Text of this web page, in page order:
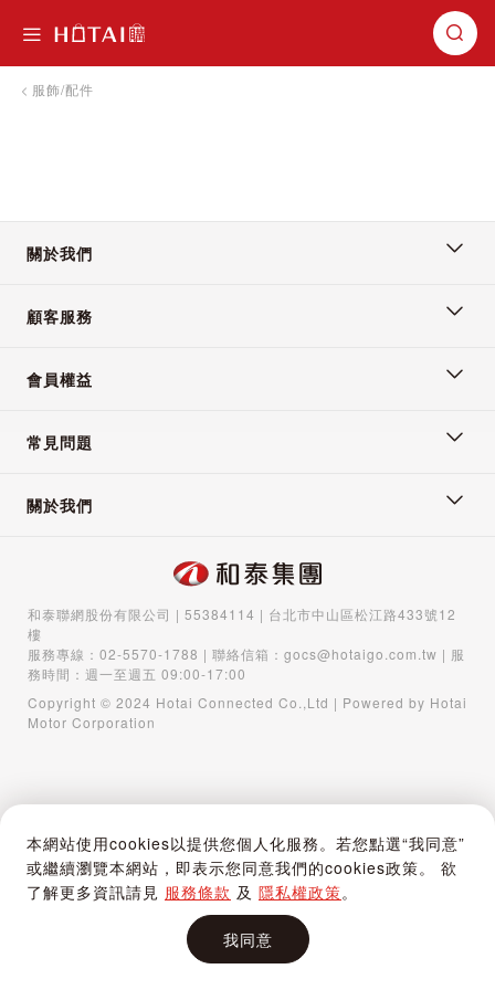
本網站使用cookies以提供您個人化服務。若您點選“我同意”
或繼續瀏覽本網站，即表示您同意我們的cookies政策。 欲
了解更多資訊請見 服務條款 及 隱私權政策。
我同意
購物車
服飾/配件
關於我們
顧客服務
會員權益
常見問題
關於我們
和泰聯網股份有限公司 | 55384114 | 台北市中山區松江路433號12
樓
服務專線： 02-5570-1788 | 聯絡信箱： gocs@hotaigo.com.tw | 服
務時間：週一至週五 09:00-17:00
Copyright © 2024 Hotai Connected Co.,Ltd | Powered by Hotai
Motor Corporation